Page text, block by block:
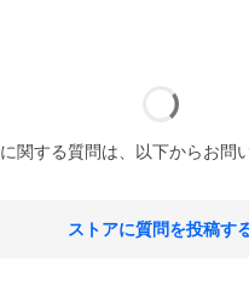
に関する質問は、以下からお問
ストアに質問を投稿す